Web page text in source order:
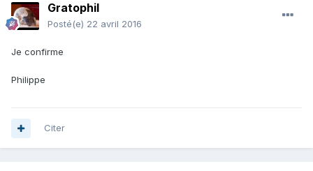
Gratophil
Posté(e) 22 avril 2016
Je confirme
Philippe
Citer